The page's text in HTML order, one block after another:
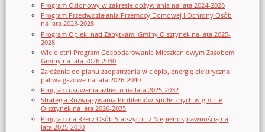
Program Osłonowy w zakresie dożywiania na lata 2024-2028
Program Przeciwdziałania Przemocy Domowej i Ochrony Osób
na lata 2023-2028
Program Opieki nad Zabytkami Gminy Olsztynek na lata 2025-
2028
Wieloletni Program Gospodarowania Mieszkaniowym Zasobem
Gminy na lata 2026-2030
Założenia do planu zaopatrzenia w ciepło, energię elektryczna i
paliwa gazowe na lata 2026-2040
Program usuwania azbestu na lata 2025-2032
Strategia Rozwiązywania Problemów Społecznych w gminie
Olsztynek na lata 2026-2035
Program na Rzecz Osób Starszych i z Niepełnosprawnością na
lata 2025-2030